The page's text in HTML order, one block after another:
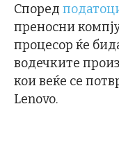
Според
преносни
процесор ќе
водечките
кои веќе се
Lenovo.